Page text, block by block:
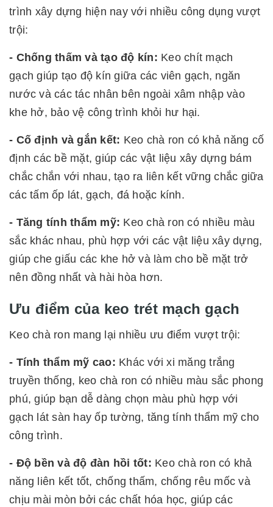
trình xây dựng hiện nay với nhiều công dụng vượt
trội:
- Chống thấm và tạo độ kín: Keo chít mạch
gạch giúp tạo độ kín giữa các viên gạch, ngăn
nước và các tác nhân bên ngoài xâm nhập vào
khe hở, bảo vệ công trình khỏi hư hại.
- Cố định và gắn kết: Keo chà ron có khả năng cố
định các bề mặt, giúp các vật liệu xây dựng bám
chắc chắn với nhau, tạo ra liên kết vững chắc giữa
các tấm ốp lát, gạch, đá hoặc kính.
- Tăng tính thẩm mỹ: Keo chà ron có nhiều màu
sắc khác nhau, phù hợp với các vật liệu xây dựng,
giúp che giấu các khe hở và làm cho bề mặt trở
nên đồng nhất và hài hòa hơn.
Ưu điểm của keo trét mạch gạch
Keo chà ron mang lại nhiều ưu điểm vượt trội:
- Tính thẩm mỹ cao: Khác với xi măng trắng
truyền thống, keo chà ron có nhiều màu sắc phong
phú, giúp bạn dễ dàng chọn màu phù hợp với
gạch lát sàn hay ốp tường, tăng tính thẩm mỹ cho
công trình.
- Độ bền và độ đàn hồi tốt: Keo chà ron có khả
năng liên kết tốt, chống thấm, chống rêu mốc và
chịu mài mòn bởi các chất hóa học, giúp các